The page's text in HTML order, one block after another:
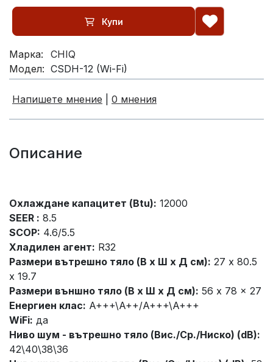
Купи
Марка:
CHIQ
Модел: CSDH-12 (Wi-Fi)
Напишете мнение 0 мнения
Описание
Охлаждане капацитет (Btu): 12000
SEER : 8.5
SCOP: 4.6/5.5
Хладилен агент: R32
Размери вътрешно тяло (В x Ш x Д см): 27 x 80.5
x 19.7
Размери външно тяло (В x Ш x Д см): 56 x 78 x 27
Енергиен клас: A+++\A++/A+++\A+++
WiFi: да
Ниво шум - вътрешно тяло (Вис./Ср./Ниско) (dB):
42\40\38\36